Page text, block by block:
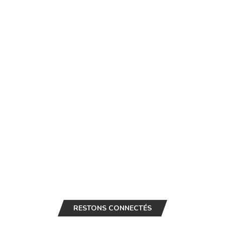
RESTONS CONNECTÉS